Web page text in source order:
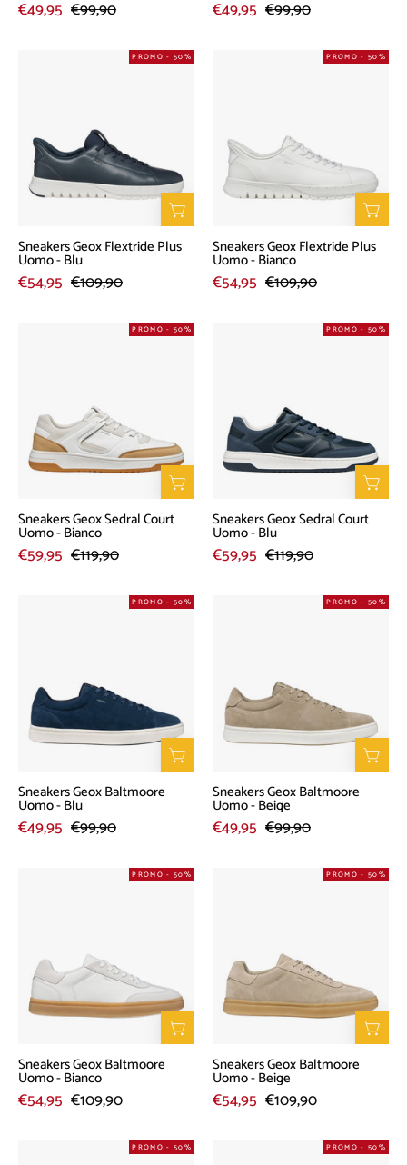
€49,95 €99,90 €49,95 €99,90
Sneakers
Uomo
-
Blu
PROMO - 50%
Sneakers Geox Flextride Plus
Uomo - Blu
€54,95 €109,90
Sneakers
Uomo
Bianco
PROMO - 50%
Sneakers Geox Flextride Plus
Uomo - Bianco
€54,95 €109,90
Sneakers
Uomo
-
Bianco
PROMO - 50%
Sneakers Geox Sedral Court
Uomo - Bianco
€59,95 €119,90
Sneakers
Uomo
-
Blu
PROMO - 50%
Sneakers Geox Sedral Court
Uomo - Blu
€59,95 €119,90
Sneakers
-
PROMO - 50%
Sneakers Geox Baltmoore
Uomo - Blu
€49,95 €99,90
Sneakers
-
Beige
PROMO - 50%
Sneakers Geox Baltmoore
Uomo - Beige
€49,95 €99,90
Sneakers
-
Bianco
PROMO - 50%
Sneakers Geox Baltmoore
Uomo - Bianco
€54,95 €109,90
Sneakers
-
Beige
PROMO - 50%
Sneakers Geox Baltmoore
Uomo - Beige
€54,95 €109,90
Sneakers
PROMO - 50%
Sneakers
PROMO - 50%